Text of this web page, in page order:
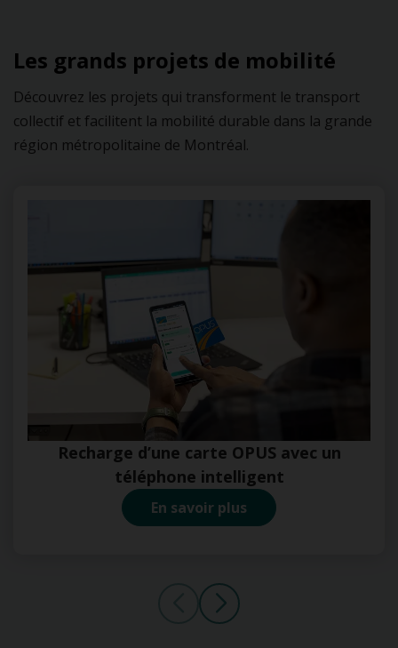
Les grands projets de mobilité
Découvrez les projets qui transforment le transport
collectif et facilitent la mobilité durable dans la grande
région métropolitaine de Montréal.
Recharge d’une carte OPUS avec un
téléphone intelligent
En savoir plus